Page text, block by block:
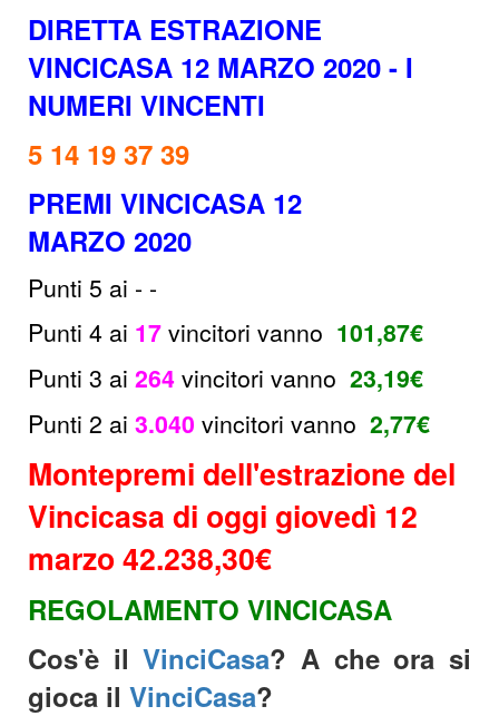
DIRETTA ESTRAZIONE
VINCICASA 12 MARZO 2020 - I
NUMERI VINCENTI
5 14 19 37 39
PREMI VINCICASA 12
MARZO 2020
Punti 5 ai - -
Punti 4 ai 17 vincitori vanno 101,87€
Punti 3 ai 264 vincitori vanno 23,19€
Punti 2 ai 3.040 vincitori vanno 2,77€
Montepremi dell'estrazione del
Vincicasa di oggi giovedì 12
marzo 42.238,30€
REGOLAMENTO VINCICASA
Cos'è ilVinciCasa? A che ora si
gioca il VinciCasa?